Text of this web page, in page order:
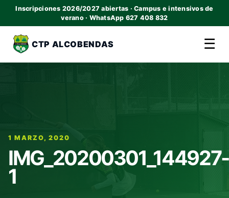
Inscripciones 2026/2027 abiertas · Campus e intensivos de
verano · WhatsApp 627 408 832
CTP ALCOBENDAS ☰
1 MARZO, 2020
IMG_20200301_144927-
1